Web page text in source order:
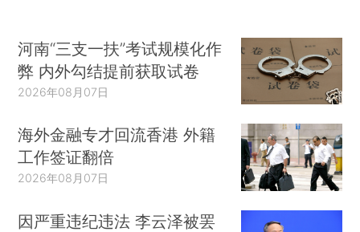
河南“三支一扶”考试规模化作
弊 内外勾结提前获取试卷
2026年08月07日
海外金融专才回流香港 外籍
工作签证翻倍
2026年08月07日
因严重违纪违法 李云泽被罢